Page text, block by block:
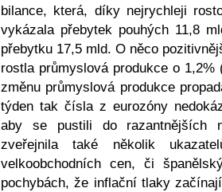
bilance, která, díky nejrychleji
vykázala přebytek pouhých 11,8
přebytku 17,5 mld. O něco
rostla průmyslová produkce o
změnu průmyslová produkce
týden tak čísla z eurozóny
aby se pustili do razantnějších
zveřejnila také několik
velkoobchodních cen, či
pochybách, že inflační tlaky